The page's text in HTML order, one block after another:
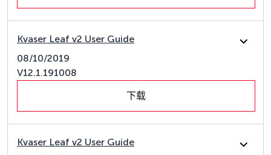
Kvaser Leaf v2 User Guide
08/10/2019
V12.1.191008
下载
Kvaser Leaf v2 User Guide